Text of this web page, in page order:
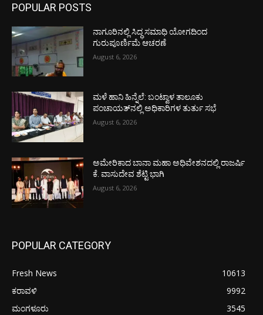
POPULAR POSTS
ನಾಗೂರಿನಲ್ಲಿ ಸಿದ್ಧ ಸಮಾಧಿ ಯೋಗದಿಂದ
ಗುರುಪೂರ್ಣಿಮೆ ಆಚರಣೆ
August 6, 2026
ಮಳೆ ಹಾನಿ ಹಿನ್ನೆಲೆ: ಬಂಟ್ವಾಳ ತಾಲೂಕು
ಪಂಚಾಯತ್‌ನಲ್ಲಿ ಅಧಿಕಾರಿಗಳ ತುರ್ತು ಸಭೆ
August 6, 2026
ಅಮೇರಿಕಾದ ಬಾನಾ ಮಹಾ ಅಧಿವೇಶನದಲ್ಲಿ ರಾಜರ್ಷಿ
ಕೆ. ವಾಸುದೇವ ಶೆಟ್ಟಿ ಭಾಗಿ
August 6, 2026
POPULAR CATEGORY
Fresh News
10613
ಕರಾವಳಿ
9992
ಮಂಗಳೂರು
3545